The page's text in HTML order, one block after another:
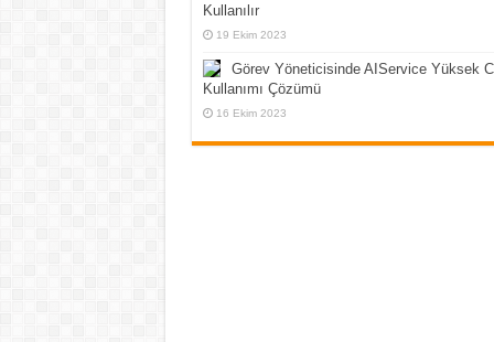
Kullanılır
19 Ekim 2023
Görev Yöneticisinde AIService Yüksek
Kullanımı Çözümü
16 Ekim 2023